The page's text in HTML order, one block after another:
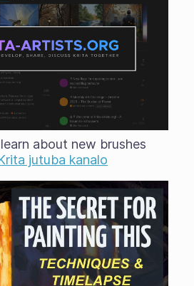
about new brushes
jutuba kanalo